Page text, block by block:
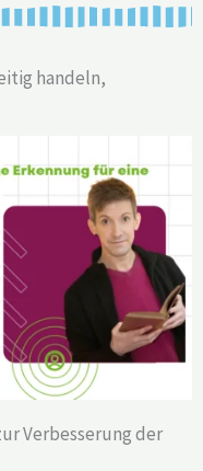
handeln,
Verbesserung der